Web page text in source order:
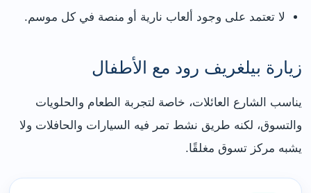
لا تعتمد على وجود ألعاب نارية أو منصة في كل موسم.
زيارة بيلغريف رود مع الأطفال
يناسب الشارع العائلات، خاصة لتجربة الطعام والحلويات
والتسوق، لكنه طريق نشط تمر فيه السيارات والحافلات ولا
يشبه مركز تسوق مغلقًا.